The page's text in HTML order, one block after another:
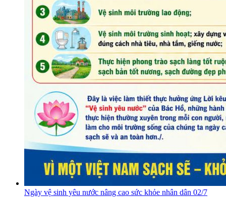
Ngày vệ sinh yêu nước nâng cao sức khỏe nhân dân 02/7